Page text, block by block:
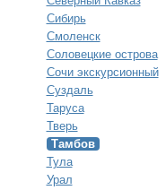
Сибирь
Смоленск
Соловецкие острова
Сочи экскурсионный
Суздаль
Таруса
Тверь
Тамбов
Тула
Урал